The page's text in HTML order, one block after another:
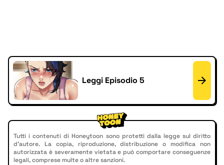
Leggi Episodio 5
Tutti i contenuti di Honeytoon sono protetti dalla legge sul diritto
d'autore. La copia, riproduzione, distribuzione o modifica non
autorizzata è severamente vietata e può comportare conseguenze
legali, comprese multe o altre sanzioni.